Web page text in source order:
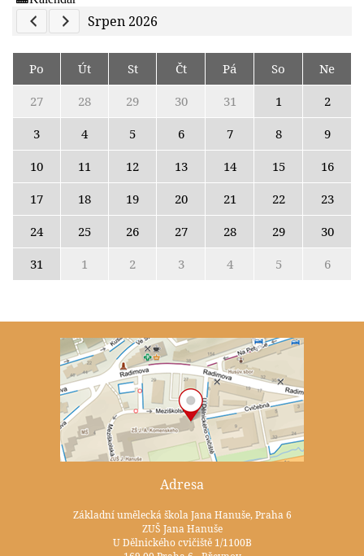
Previous Calendar
Next Calendar
Srpen 2026
Po Út St Čt Pá So
Ne
27
28 29 30 31 1
2
3
4 5 6 7 8
9
10
11 12 13 14 15
16
17
18 19 20 21 22
23
24
25 26 27 28 29
30
31
1 2 3 4 5 6
Adresa
Základní umělecká škola Jana Hanuše, Praha 6
ZUŠ Jana Hanuše
U Dělnického cvičiště 1/1100B